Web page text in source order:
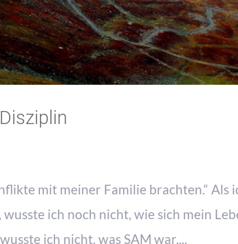
mit meiner Familie brachten.“ Als
ich noch nicht, wie sich mein
ich nicht, was SAM war,...